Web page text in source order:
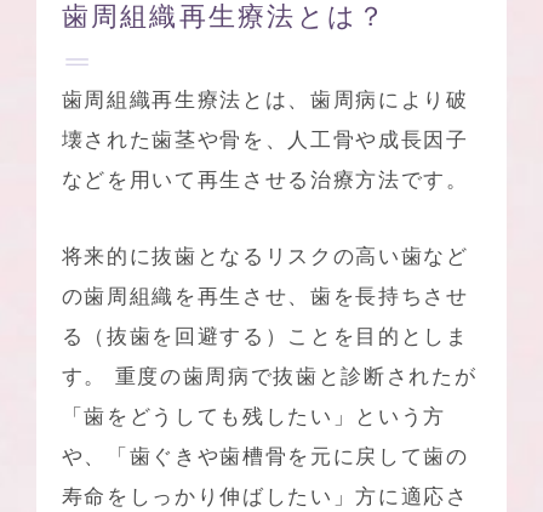
歯周組織再生療法とは？
歯周組織再生療法とは、歯周病により破
壊された歯茎や骨を、人工骨や成長因子
などを用いて再生させる治療方法です。
将来的に抜歯となるリスクの高い歯など
の歯周組織を再生させ、歯を長持ちさせ
る（抜歯を回避する）ことを目的としま
す。 重度の歯周病で抜歯と診断されたが
「歯をどうしても残したい」という方
や、「歯ぐきや歯槽骨を元に戻して歯の
寿命をしっかり伸ばしたい」方に適応さ